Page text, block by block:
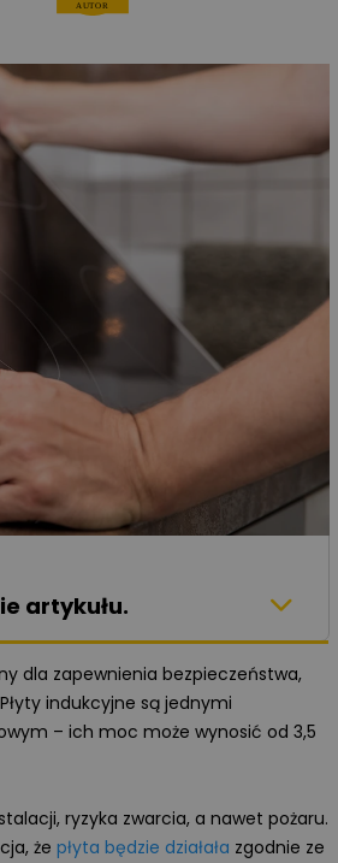
artykułu.
dla zapewnienia bezpieczeństwa,
indukcyjne są jednymi
– ich moc może wynosić od 3,5
ryzyka zwarcia, a nawet pożaru.
że płyta będzie działała zgodnie ze